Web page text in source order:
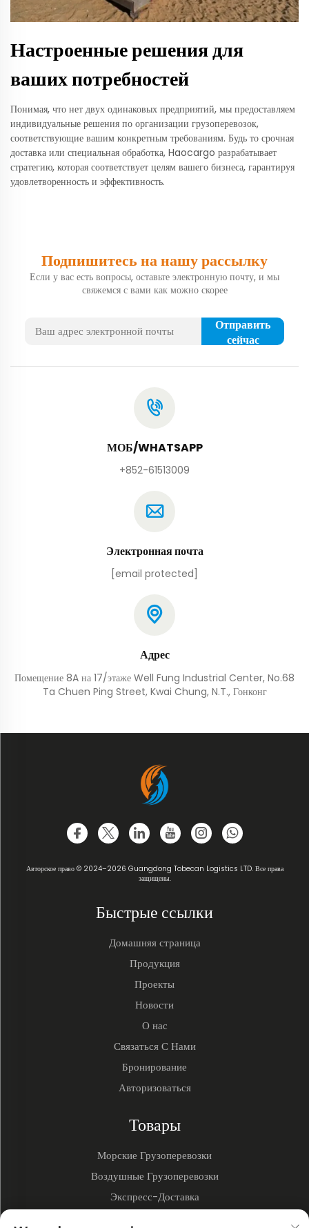
Настроенные решения для
ваших потребностей
Понимая, что нет двух одинаковых предприятий, мы предоставляем
индивидуальные решения по организации грузоперевозок,
соответствующие вашим конкретным требованиям. Будь то срочная
доставка или специальная обработка, Haocargo разрабатывает
стратегию, которая соответствует целям вашего бизнеса, гарантируя
удовлетворенность и эффективность.
Подпишитесь на нашу рассылку
Если у вас есть вопросы, оставьте электронную почту, и мы
свяжемся с вами как можно скорее
Отправить
сейчас
МОБ/WHATSAPP
+852-61513009
Электронная почта
[email protected]
Адрес
Помещение 8A на 17/этаже Well Fung Industrial Center, No.68
Ta Chuen Ping Street, Kwai Chung, N.T., Гонконг
Авторское право © 2024–2026 Guangdong Tobecan Logistics LTD. Все права
защищены.
Быстрые ссылки
Домашняя страница
Продукция
Проекты
Новости
О нас
Связаться С Нами
Бронирование
Авторизоваться
Товары
Морские Грузоперевозки
Воздушные Грузоперевозки
Экспресс-Доставка